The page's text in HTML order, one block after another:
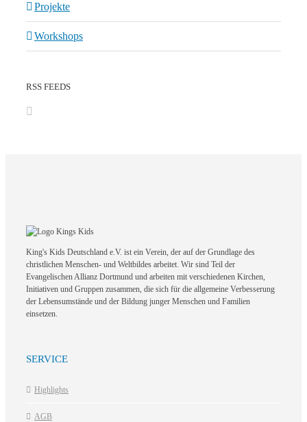
Projekte
Workshops
RSS FEEDS
King's Kids Deutschland e.V. ist ein Verein, der auf der Grundlage des
christlichen Menschen- und Weltbildes arbeitet. Wir sind Teil der
Evangelischen Allianz Dortmund und arbeiten mit verschiedenen Kirchen,
Initiativen und Gruppen zusammen, die sich für die allgemeine Verbesserung
der Lebensumstände und der Bildung junger Menschen und Familien
einsetzen.
SERVICE
Highlights
AGB